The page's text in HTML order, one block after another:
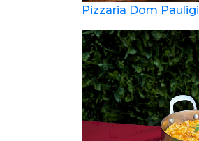
Pizzaria Dom Pauligi